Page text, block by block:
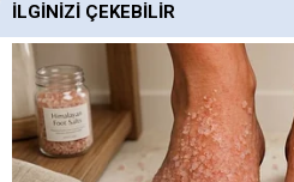
Ankara Haberleri
Keçiören Haberleri
Altındağ Haberleri
Sincan Haberleri
İLGINIZI ÇEKEBILIR